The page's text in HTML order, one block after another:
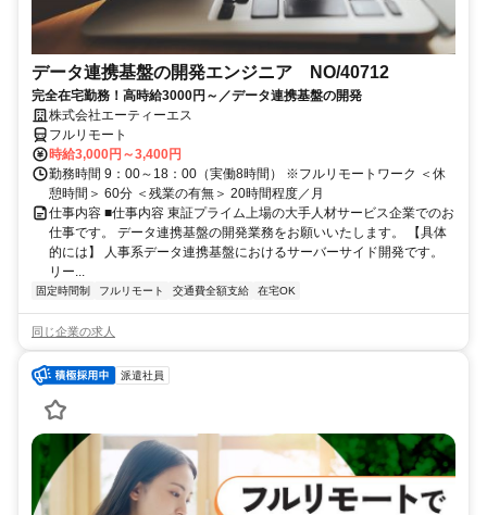
データ連携基盤の開発エンジニア NO/40712
完全在宅勤務！高時給3000円～／データ連携基盤の開発
株式会社エーティーエス
フルリモート
時給3,000円～3,400円
勤務時間 9：00～18：00（実働8時間） ※フルリモートワーク ＜休
憩時間＞ 60分 ＜残業の有無＞ 20時間程度／月
仕事内容 ■仕事内容 東証プライム上場の大手人材サービス企業でのお
仕事です。 データ連携基盤の開発業務をお願いいたします。 【具体
的には】 人事系データ連携基盤におけるサーバーサイド開発です。
リー...
固定時間制 フルリモート 交通費全額支給 在宅OK
同じ企業の求人
派遣社員